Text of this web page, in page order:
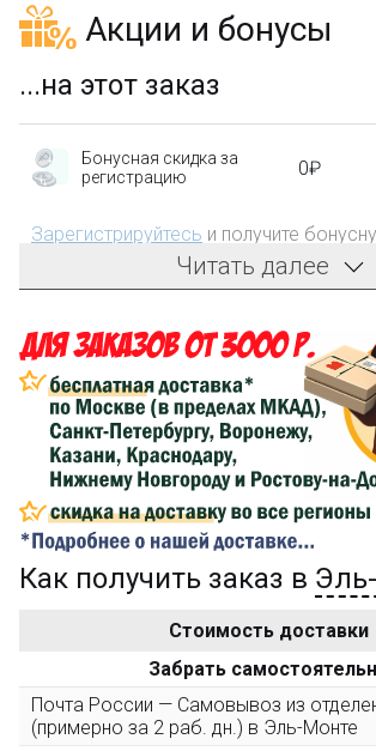
Акции и бонусы
...на этот заказ
Бонусная скидка за
регистрацию
0₽
Зарегистрируйтесь и получите
на первый заказ!
затрат на доставку
Сделайте заказ на сумму не менее 3
его на карту Сбербанка и получите
компенсацию доставки.
...на следующий заказ
Золотая скидка
персональная
10%
3000 рублей, Вы получите постоянную
повторные заказы - 10%
Читать далее
Как получить заказ в
Стоимость доставки
Забрать
Почта России — Самовывоз из
(примерно за 2 раб. дн.) в Эль-Монте